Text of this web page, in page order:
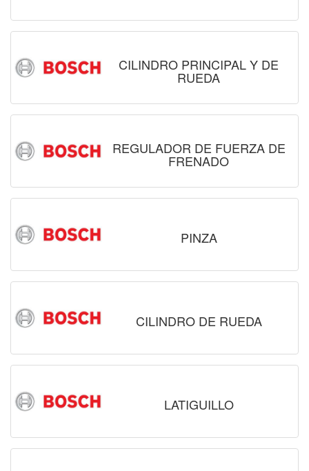
CILINDRO PRINCIPAL Y DE
RUEDA
REGULADOR DE FUERZA DE
FRENADO
PINZA
CILINDRO DE RUEDA
LATIGUILLO